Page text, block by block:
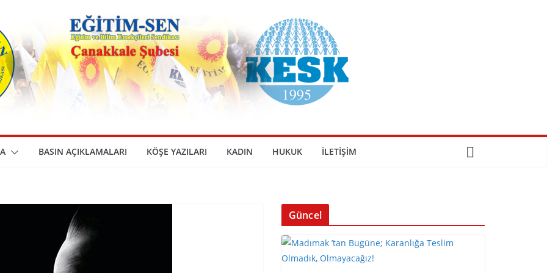
BASIN AÇIKLAMALARI KÖŞE YAZILARI KADIN HUKUK İLETIŞIM
Güncel